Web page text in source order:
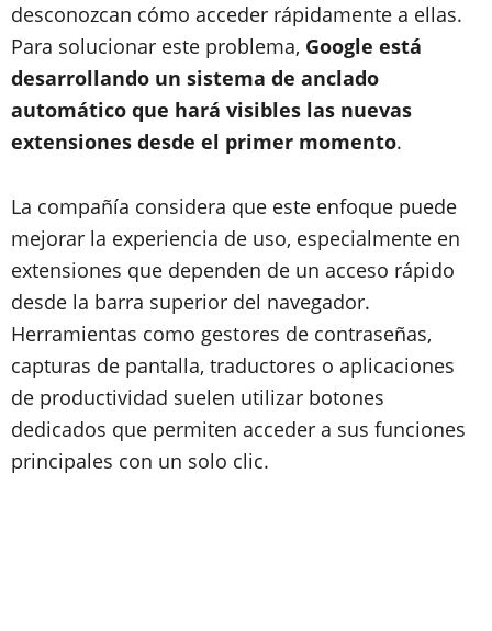
desconozcan cómo acceder rápidamente a ellas.
Para solucionar este problema, Google está
desarrollando un sistema de anclado
automático que hará visibles las nuevas
extensiones desde el primer momento.
La compañía considera que este enfoque puede
mejorar la experiencia de uso, especialmente en
extensiones que dependen de un acceso rápido
desde la barra superior del navegador.
Herramientas como gestores de contraseñas,
capturas de pantalla, traductores o aplicaciones
de productividad suelen utilizar botones
dedicados que permiten acceder a sus funciones
principales con un solo clic.